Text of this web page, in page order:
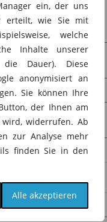
ein, der uns
erteilt, wie Sie mit
welche
Inhalte unserer
Dauer). Diese
anonymisiert an
Sie können Ihre
der Ihnen am
widerrufen. Ab
zur Analyse mehr
finden Sie in den
Alle akzeptieren